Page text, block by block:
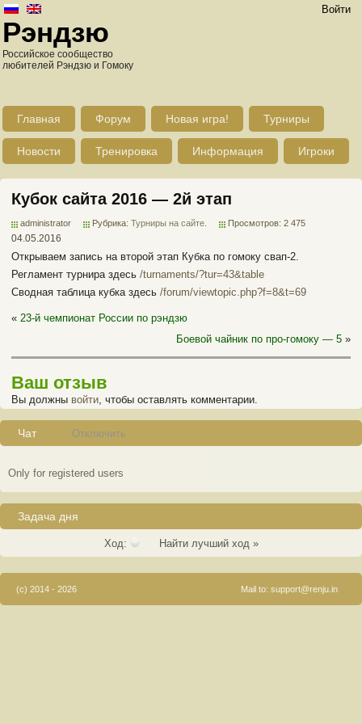
Войти
Рэндзю
Российское сообщество
любителей Рэндзю и Гомоку
Главная Форум Новая игра! Турниры
Новости Тренировка Информация Игроки
Кубок сайта 2016 — 2й этап
administrator Рубрика: Турниры на сайте Просмотров: 2 475
04.05.2016
Открываем запись на второй этап Кубка по гомоку свап-2.
Регламент турнира здесь /turnaments/?tur=43&table
Сводная таблица кубка здесь /forum/viewtopic.php?f=8&t=69
« 23-й чемпионат России по рэндзю
Боевой чайник по про-гомоку — 5 »
Ваш отзыв
Вы должны войти, чтобы оставлять комментарии.
Чат Отключить
Only for registered users
Задача дня
Ход: Найти лучший ход »
(c) 2014 - 2026 Mail to: support@renju.in